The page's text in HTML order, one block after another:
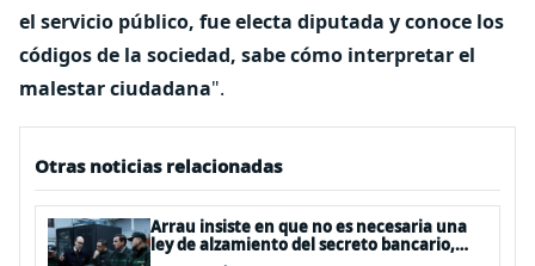
el servicio público, fue electa diputada y conoce los
códigos de la sociedad, sabe cómo interpretar el
malestar ciudadana".
Otras noticias relacionadas
Arrau insiste en que no es necesaria una
ley de alzamiento del secreto bancario,